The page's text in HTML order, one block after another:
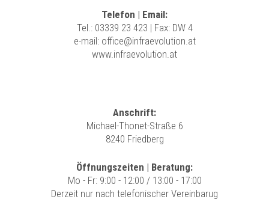
Telefon | Email:
Tel.: 03339 23 423 | Fax: DW 4
e-mail: office@infraevolution.at
www.infraevolution.at
Anschrift:
Michael-Thonet-Straße 6
8240 Friedberg
Öffnungszeiten | Beratung:
Mo - Fr: 9:00 - 12:00 / 13:00 - 17:00
Derzeit nur nach telefonischer Vereinbarug